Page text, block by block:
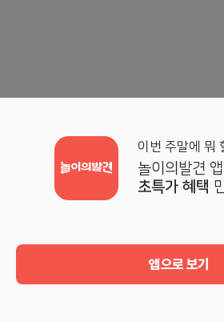
이번 주말에 뭐
놀이의발견
초특가 혜택
앱으로 보기